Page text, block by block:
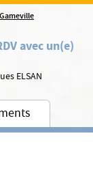
avec un(e)
ELSAN